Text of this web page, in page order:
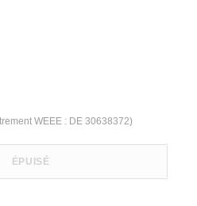
WEEE : DE 30638372)
ÉPUISÉ